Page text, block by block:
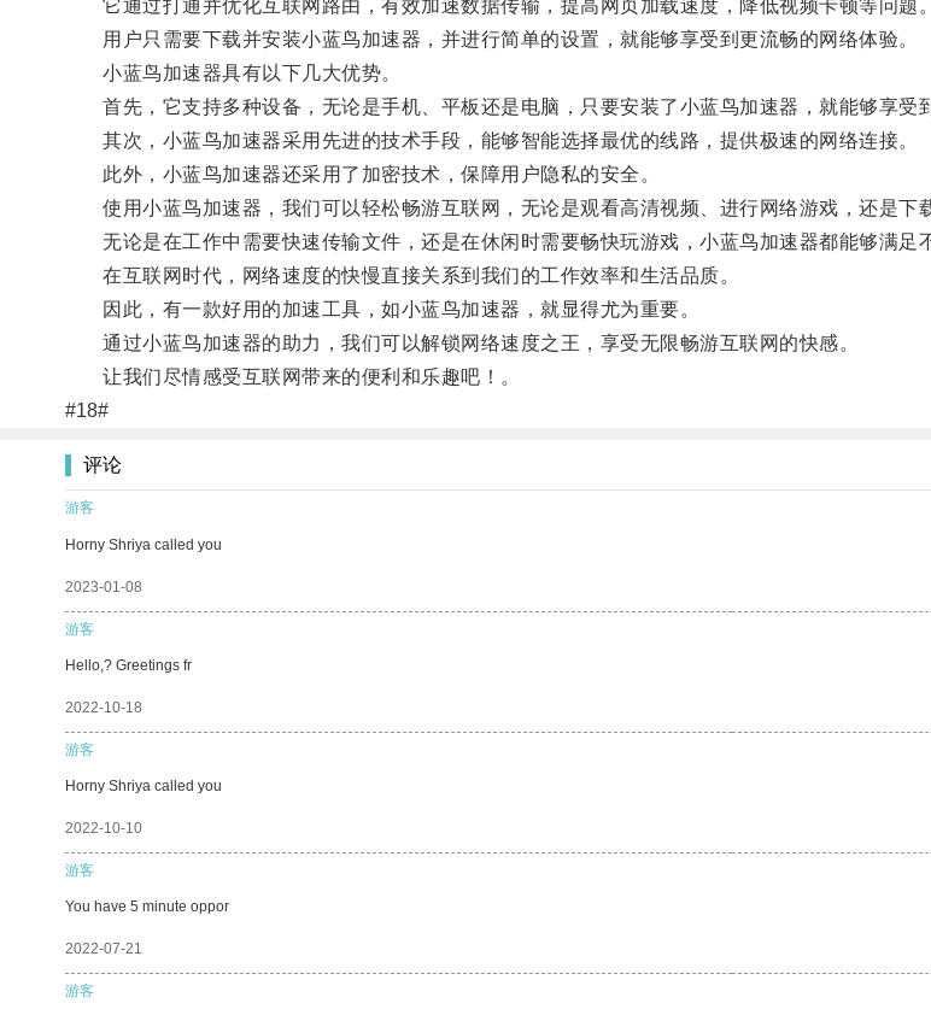
它通过打通并优化互联网路由，有效加速数据传输，提高网页加载速度，降低视频卡顿等问题。
用户只需要下载并安装小蓝鸟加速器，并进行简单的设置，就能够享受到更流畅的网络体验。
小蓝鸟加速器具有以下几大优势。
首先，它支持多种设备，无论是手机、平板还是电脑，只要安装了小蓝鸟加速器，就能够享受
其次，小蓝鸟加速器采用先进的技术手段，能够智能选择最优的线路，提供极速的网络连接。
此外，小蓝鸟加速器还采用了加密技术，保障用户隐私的安全。
使用小蓝鸟加速器，我们可以轻松畅游互联网，无论是观看高清视频、进行网络游戏，还是下
无论是在工作中需要快速传输文件，还是在休闲时需要畅快玩游戏，小蓝鸟加速器都能够满足
在互联网时代，网络速度的快慢直接关系到我们的工作效率和生活品质。
因此，有一款好用的加速工具，如小蓝鸟加速器，就显得尤为重要。
通过小蓝鸟加速器的助力，我们可以解锁网络速度之王，享受无限畅游互联网的快感。
让我们尽情感受互联网带来的便利和乐趣吧！。
#18#
评论
游客
Horny Shriya called you
2023-01-08
游客
Hello,? Greetings fr
2022-10-18
游客
Horny Shriya called you
2022-10-10
游客
You have 5 minute oppor
2022-07-21
游客